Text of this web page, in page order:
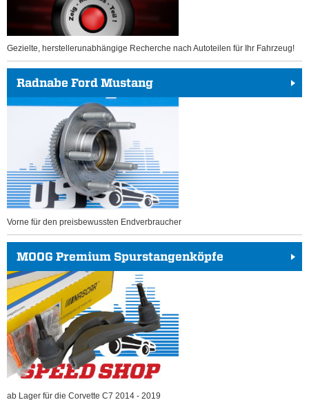
Gezielte, herstellerunabhängige Recherche nach Autoteilen für Ihr Fahrzeug!
Radnabe Ford Mustang
Vorne für den preisbewussten Endverbraucher
MOOG Premium Spurstangenköpfe
ab Lager für die Corvette C7 2014 - 2019